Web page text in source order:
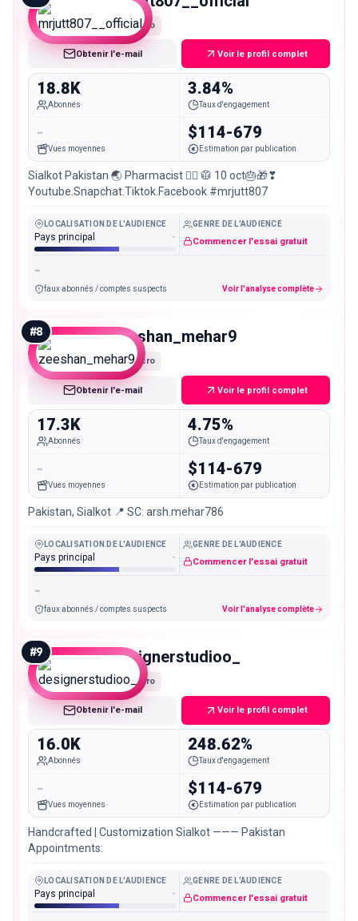
Micro
Obtenir l'e-mail Voir le profil complet
18.8K
Abonnés
3.84%
Taux d'engagement
-
Vues moyennes
$114-679
Estimation par publication
Sialkot Pakistan 🌏 Pharmacist 👨‍⚕️ 🥼 10 oct🎂🎁❣
Youtube.Snapchat.Tiktok.Facebook #mrjutt807
LOCALISATION DE L'AUDIENCE
Pays principal -
GENRE DE L'AUDIENCE
Commencer l'essai gratuit
-
faux abonnés / comptes suspects Voir l'analyse complète
#8 zeeshan_mehar9
Micro
Obtenir l'e-mail Voir le profil complet
17.3K
Abonnés
4.75%
Taux d'engagement
-
Vues moyennes
$114-679
Estimation par publication
Pakistan, Sialkot 📍 SC: arsh.mehar786
LOCALISATION DE L'AUDIENCE
Pays principal -
GENRE DE L'AUDIENCE
Commencer l'essai gratuit
-
faux abonnés / comptes suspects Voir l'analyse complète
#9 designerstudioo_
Micro
Obtenir l'e-mail Voir le profil complet
16.0K
Abonnés
248.62%
Taux d'engagement
-
Vues moyennes
$114-679
Estimation par publication
Handcrafted | Customization Sialkot ——— Pakistan
Appointments:
LOCALISATION DE L'AUDIENCE
Pays principal -
GENRE DE L'AUDIENCE
Commencer l'essai gratuit